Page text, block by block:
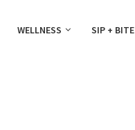
WELLNESS SIP + BITE